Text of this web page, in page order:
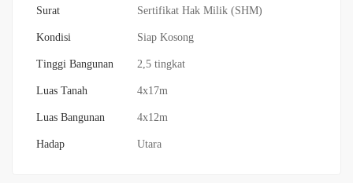
Surat Sertifikat Hak Milik (SHM)
Kondisi Siap Kosong
Tinggi Bangunan 2,5 tingkat
Luas Tanah 4x17m
Luas Bangunan 4x12m
Hadap Utara